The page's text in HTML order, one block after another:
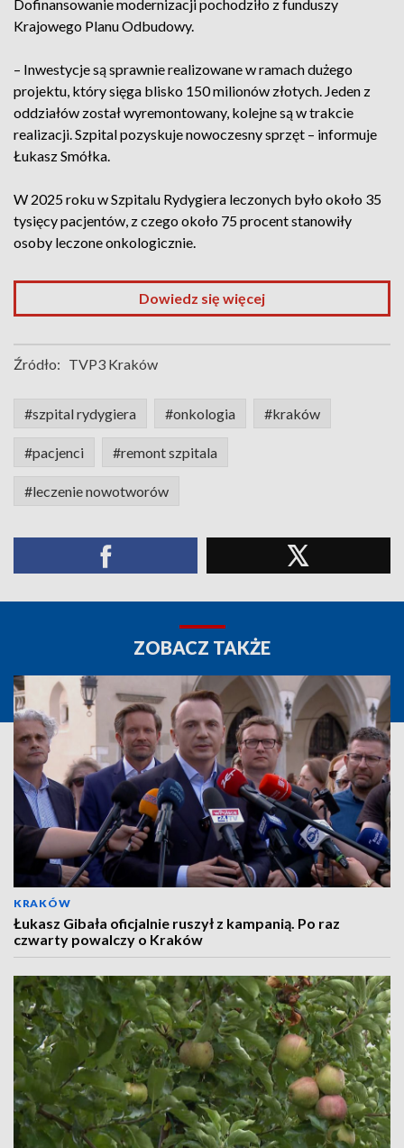
Dofinansowanie modernizacji pochodziło z funduszy
Krajowego Planu Odbudowy.
– Inwestycje są sprawnie realizowane w ramach dużego
projektu, który sięga blisko 150 milionów złotych. Jeden z
oddziałów został wyremontowany, kolejne są w trakcie
realizacji. Szpital pozyskuje nowoczesny sprzęt – informuje
Łukasz Smółka.
W 2025 roku w Szpitalu Rydygiera leczonych było około 35
tysięcy pacjentów, z czego około 75 procent stanowiły
osoby leczone onkologicznie.
Dowiedz się więcej
Źródło: TVP3 Kraków
#szpital rydygiera #onkologia #kraków
#pacjenci #remont szpitala
#leczenie nowotworów
ZOBACZ TAKŻE
KRAKÓW
Łukasz Gibała oficjalnie ruszył z kampanią. Po raz
czwarty powalczy o Kraków